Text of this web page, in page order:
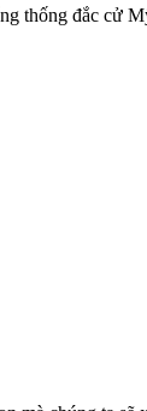
thống đắc cử